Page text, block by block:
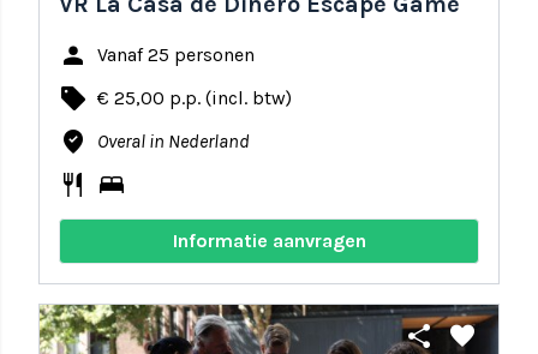
person Vanaf 25 personen
local_offer € 25,00 p.p. (incl. btw)
where_to_vote Overal in Nederland
restaurant bed
Informatie aanvragen
share favorite